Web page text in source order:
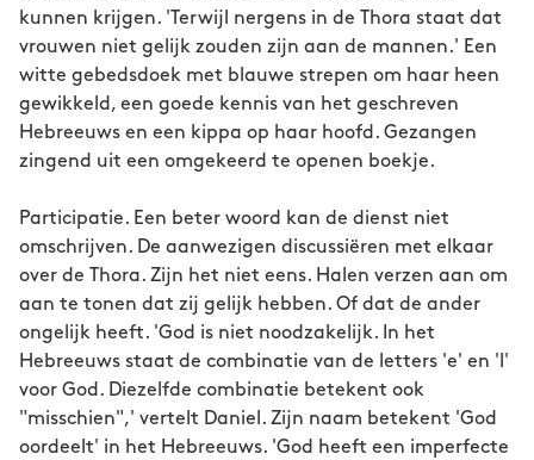
kunnen krijgen. 'Terwijl nergens in de Thora staat dat
vrouwen niet gelijk zouden zijn aan de mannen.' Een
witte gebedsdoek met blauwe strepen om haar heen
gewikkeld, een goede kennis van het geschreven
Hebreeuws en een kippa op haar hoofd. Gezangen
zingend uit een omgekeerd te openen boekje.
Participatie. Een beter woord kan de dienst niet
omschrijven. De aanwezigen discussiëren met elkaar
over de Thora. Zijn het niet eens. Halen verzen aan om
aan te tonen dat zij gelijk hebben. Of dat de ander
ongelijk heeft. 'God is niet noodzakelijk. In het
Hebreeuws staat de combinatie van de letters 'e' en 'l'
voor God. Diezelfde combinatie betekent ook
"misschien",' vertelt Daniel. Zijn naam betekent 'God
oordeelt' in het Hebreeuws. 'God heeft een imperfecte